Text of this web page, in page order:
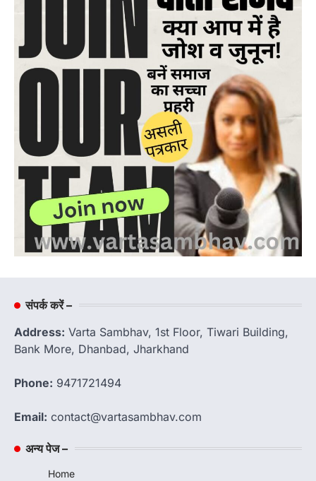
संपर्क करें –
Address: Varta Sambhav, 1st Floor, Tiwari Building,
Bank More, Dhanbad, Jharkhand
Phone: 9471721494
Email: contact@vartasambhav.com
अन्य पेज –
Home